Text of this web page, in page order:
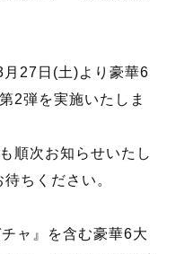
27日(土)より豪華6
2弾を実施いたしま
順次お知らせいたし
ちください。
ャ』を含む豪華6大